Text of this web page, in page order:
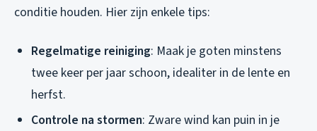
conditie houden. Hier zijn enkele tips:
Regelmatige reiniging: Maak je goten minstens
twee keer per jaar schoon, idealiter in de lente en
herfst.
Controle na stormen: Zware wind kan puin in je